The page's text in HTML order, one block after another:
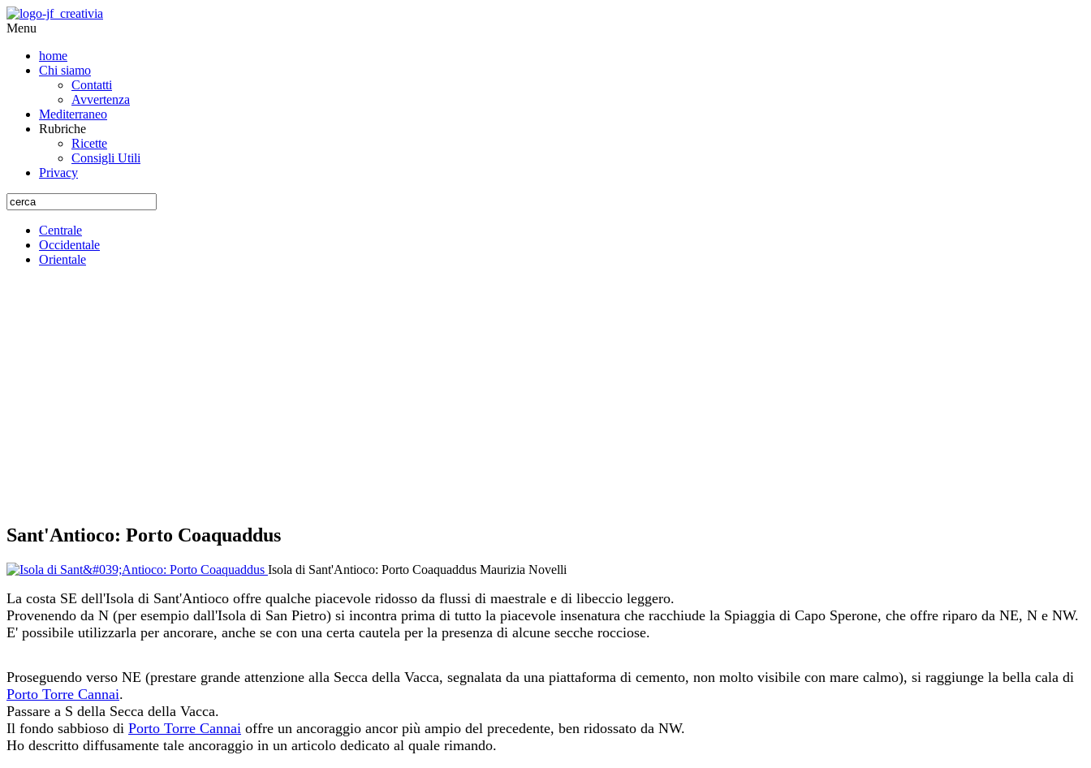
Menu
home
Chi siamo
Contatti
Avvertenza
Mediterraneo
Rubriche
Ricette
Consigli Utili
Privacy
Centrale
Occidentale
Orientale
Sant'Antioco: Porto Coaquaddus
Isola di Sant'Antioco: Porto Coaquaddus Maurizia Novelli
La costa SE dell'Isola di Sant'Antioco offre qualche piacevole ridosso da flussi di maestrale e di libeccio leggero.
Provenendo da N (per esempio dall'Isola di San Pietro) si incontra prima di tutto la piacevole insenatura che racchiude la Spiaggia di Capo Sperone, che offre riparo da NE, N e NW.
E' possibile utilizzarla per ancorare, anche se con una certa cautela per la presenza di alcune secche rocciose.
Proseguendo verso NE (prestare grande attenzione alla Secca della Vacca, segnalata da una piattaforma di cemento, non molto visibile con mare calmo), si raggiunge la bella cala di
Porto Torre Cannai.
Passare a S della Secca della Vacca.
Il fondo sabbioso di Porto Torre Cannai offre un ancoraggio ancor più ampio del precedente, ben ridossato da NW.
Ho descritto diffusamente tale ancoraggio in un articolo dedicato al quale rimando.